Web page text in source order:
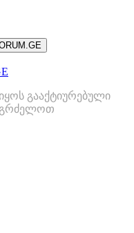
გააქტიურებული